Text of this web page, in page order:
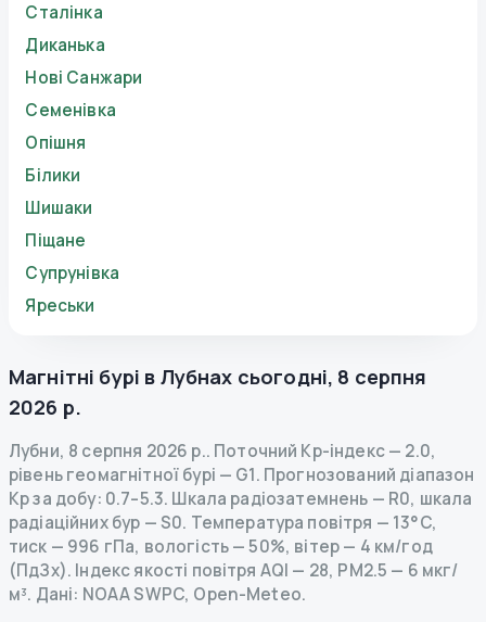
Сталінка
Диканька
Нові Санжари
Семенівка
Опішня
Білики
Шишаки
Піщане
Супрунівка
Яреськи
Магнітні бурі в Лубнах сьогодні, 8 серпня
2026 р.
Лубни, 8 серпня 2026 р.. Поточний Kp-індекс— 2.0,
рівень геомагнітної бурі — G1. Прогнозований діапазон
Kp за добу: 0.7–5.3. Шкала радіозатемнень — R0, шкала
радіаційних бур — S0. Температура повітря — 13°C,
тиск — 996 гПа, вологість — 50%, вітер — 4 км/год
(ПдЗх). Індекс якості повітря AQI — 28, PM2.5 — 6 мкг/
м³. Дані: NOAA SWPC, Open-Meteo.